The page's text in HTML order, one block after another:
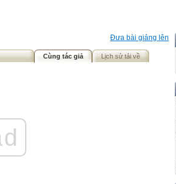
Đưa bài giảng lên
Cùng tác giả Lịch sử tải về